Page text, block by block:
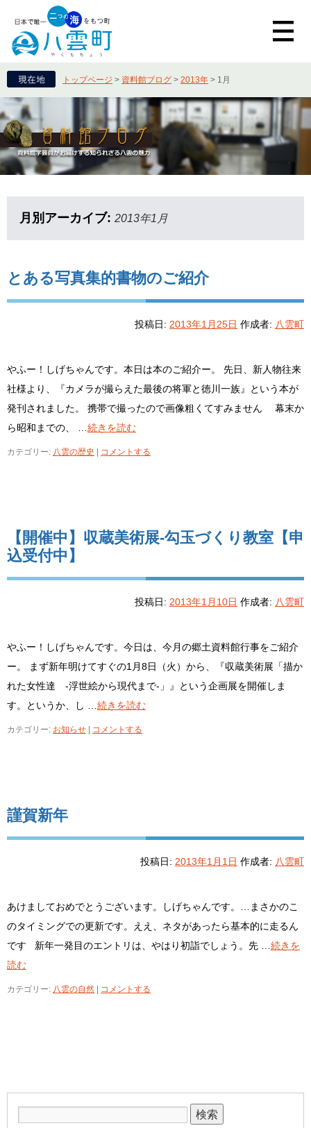
トップページ > 資料館ブログ > 2013年 > 1月
月別アーカイブ: 2013年1月
とある写真集的書物のご紹介
投稿日: 2013年1月25日 作成者: 八雲町
やふー！しげちゃんです。本日は本のご紹介ー。 先日、新人物往来
社様より、『カメラが撮らえた最後の将軍と徳川一族』という本が
発刊されました。 携帯で撮ったので画像粗くてすみません 幕末か
ら昭和までの、 … 続きを読む
カテゴリー: 八雲の歴史 コメントする
【開催中】収蔵美術展-勾玉づくり教室【申
込受付中】
投稿日: 2013年1月10日 作成者: 八雲町
やふー！しげちゃんです。今日は、今月の郷土資料館行事をご紹介
ー。 まず新年明けてすぐの1月8日（火）から、『収蔵美術展「描か
れた女性達 -浮世絵から現代まで-」』という企画展を開催しま
す。というか、し … 続きを読む
カテゴリー: お知らせ コメントする
謹賀新年
投稿日: 2013年1月1日 作成者: 八雲町
あけましておめでとうございます。しげちゃんです。…まさかのこ
のタイミングでの更新です。ええ、ネタがあったら基本的に走るん
です 新年一発目のエントリは、やはり初詣でしょう。先 … 続きを
読む
カテゴリー: 八雲の自然 コメントする